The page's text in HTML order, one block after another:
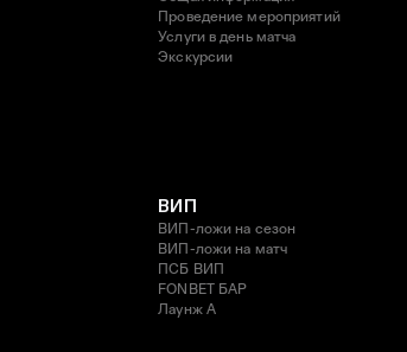
Проведение мероприятий
Услуги в день матча
Экскурсии
ВИП
ВИП-ложи на сезон
ВИП-ложи на матч
ПСБ ВИП
FONBET БАР
Лаунж A